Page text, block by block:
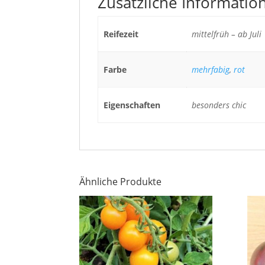
Reifezeit mittelfrüh – ab Juli
Farbe mehrfabig, rot
Eigenschaften besonders chic
Ähnliche Produkte